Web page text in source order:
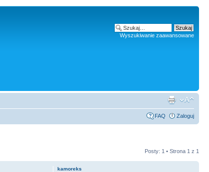
Wyszukiwanie zaawansowane
FAQ Zaloguj
Posty: 1 • Strona 1 z 1
kamoreks